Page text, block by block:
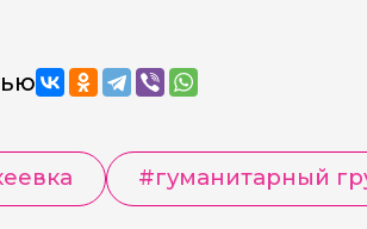
#гуманитарный